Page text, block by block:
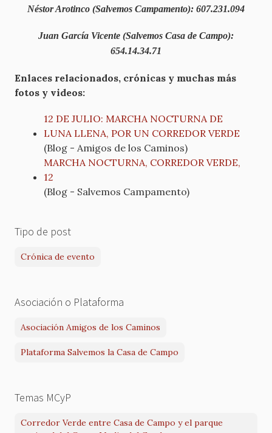
Néstor Arotinco (Salvemos Campamento): 607.231.094
Juan García Vicente (Salvemos Casa de Campo):
654.14.34.71
Enlaces relacionados, crónicas y muchas más
fotos y videos:
12 DE JULIO: MARCHA NOCTURNA DE
LUNA LLENA, POR UN CORREDOR VERDE
(Blog - Amigos de los Caminos)
MARCHA NOCTURNA, CORREDOR VERDE,
12
(Blog - Salvemos Campamento)
Tipo de post
Crónica de evento
Asociación o Plataforma
Asociación Amigos de los Caminos
Plataforma Salvemos la Casa de Campo
Temas MCyP
Corredor Verde entre Casa de Campo y el parque